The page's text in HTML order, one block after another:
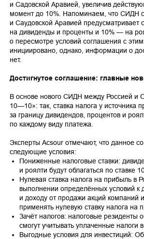
и Садовской Аравией, увеличив
момент до 10%. Напоминаем, что СИДН
и Саудовской Аравией предусматривает
на дивиденды и проценты и 10% — на
о пересмотре условий соглашения с
инициировано, однако, информации о
нет.
Достигнутое соглашение: главные
В основе нового СИДН между Россией
10—10»: так, ставка налога у источника
за границу дивидендов, процентов и
по каждому виду платежа.
Эксперты Acsour отмечают, что данное
следующие условия:
Пониженные налоговые ставки:
и роялти будут облагаться по ставке
Нулевая ставка налога на прибыль в
выполнении определённых условий к
и доходу от продажи акций компаний
применять нулевую ставку налога на
Зачёт налогов: налоговые резиденты
смогут учитывать уплаченные налоги
Выгодные условия для инвестиций: